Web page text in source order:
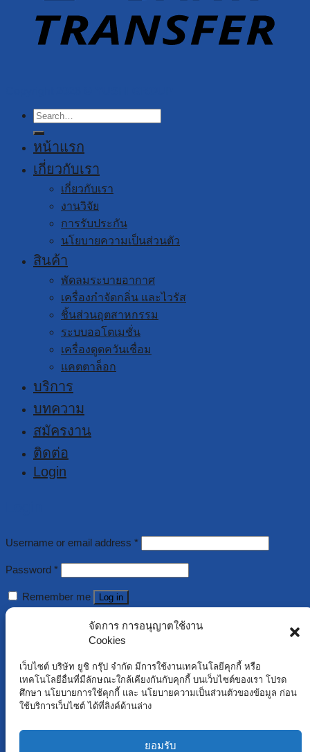
จัดการ การอนุญาตใช้งาน
Cookies
เว็บไซต์ บริษัท ยูชิ กรุ๊ป จำกัด มีการใช้งานเทคโนโลยีคุกกี้ หรือ
เทคโนโลยีอื่นที่มีลักษณะใกล้เคียงกันกับคุกกี้ บนเว็บไซต์ของเรา โปรด
ศึกษา นโยบายการใช้คุกกี้ และ นโยบายความเป็นส่วนตัวของข้อมูล ก่อน
ใช้บริการเว็บไซต์ ได้ที่ลิงค์ด้านล่าง
ยอมรับ
Search
for:
หน้าแรก
เกี่ยวกับเรา
เกี่ยวกับเรา
งานวิจัย
การรับประกัน
นโยบายความเป็นส่วนตัว
สินค้า
พัดลมระบายอากาศ
เครื่องกำจัดกลิ่น และไวรัส
ชิ้นส่วนอุตสาหกรรม
ระบบออโตเมชั่น
เครื่องดูดควันเชื่อม
แคตตาล็อก
บริการ
บทความ
สมัครงาน
ติดต่อ
Login
Username or email address *
Password *
Remember me Log in
Lost your password?
Register
Username*